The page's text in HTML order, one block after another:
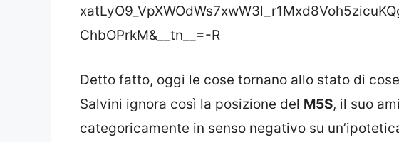
ChbOPrkM&__tn__=-R
Detto fatto, oggi le cose tornano allo stato di
Salvini ignora così la posizione del M5S, il suo
categoricamente in senso negativo su